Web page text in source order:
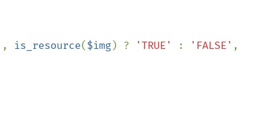
, is_resource($img) ? 'TRUE' : 'FALSE'